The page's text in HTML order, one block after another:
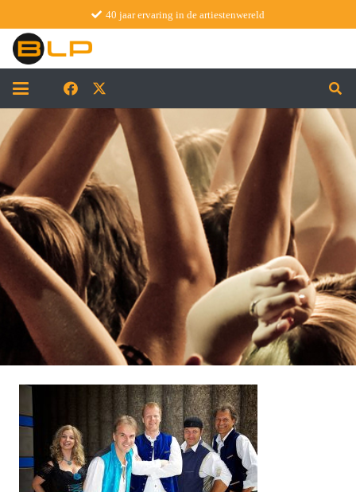
40 jaar ervaring in de artiestenwereld